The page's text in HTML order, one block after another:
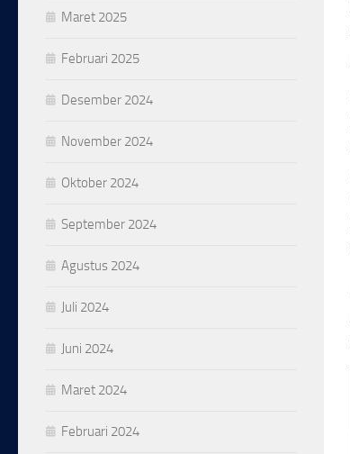
Maret 2025
Februari 2025
Desember 2024
November 2024
Oktober 2024
September 2024
Agustus 2024
Juli 2024
Juni 2024
Maret 2024
Februari 2024